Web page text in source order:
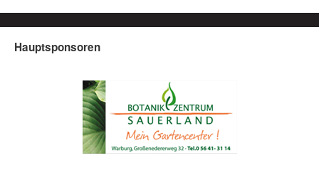
Hauptsponsoren